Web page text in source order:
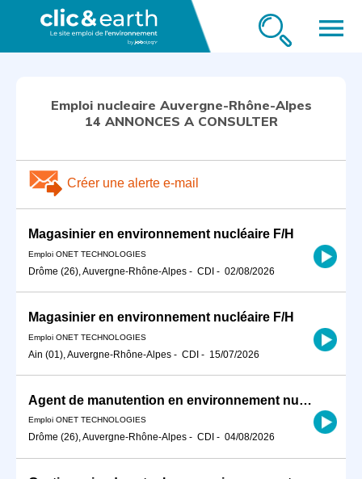
menu
Emploi nucleaire Auvergne-Rhône-Alpes
14 ANNONCES A CONSULTER
Créer une alerte e-mail
Magasinier en environnement nucléaire F/H
Emploi ONET TECHNOLOGIES
Drôme (26), Auvergne-Rhône-Alpes - CDI - 02/08/2026
Magasinier en environnement nucléaire F/H
Emploi ONET TECHNOLOGIES
Ain (01), Auvergne-Rhône-Alpes - CDI - 15/07/2026
Agent de manutention en environnement nucléaire F/H
Emploi ONET TECHNOLOGIES
Drôme (26), Auvergne-Rhône-Alpes - CDI - 04/08/2026